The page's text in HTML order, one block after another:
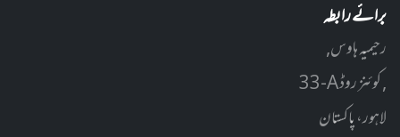
برائے رابطہ
رحیمیہ ہاوس,
33-A کوئنز روڈ ,
لاہور، پاکستان